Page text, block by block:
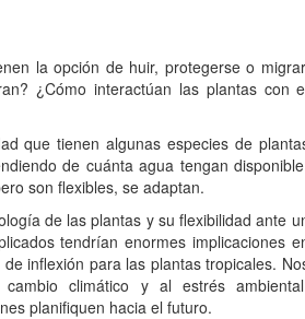
la opción de huir, protegerse o
¿Cómo interactúan las plantas con
que tienen algunas especies de
de cuánta agua tengan
son flexibles, se adaptan.
de las plantas y su flexibilidad ante
tendrían enormes implicaciones
inflexión para las plantas tropicales.
climático y al estrés
planifiquen hacia el futuro.